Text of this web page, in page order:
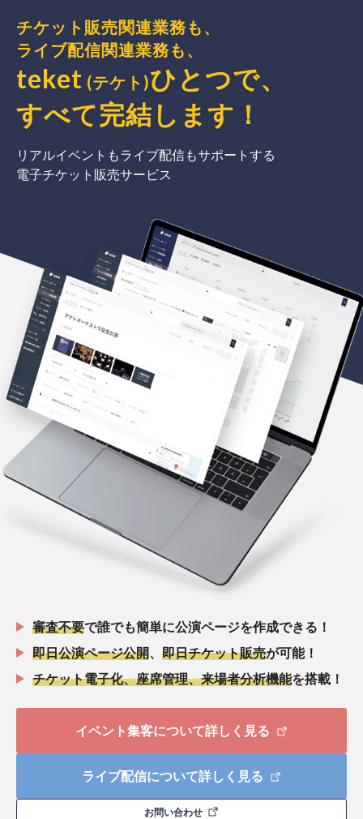
チケット販売関連業務も、
ライブ配信関連業務も、
teket (テケト)ひとつで、
すべて完結 します ！
リアルイベントもライブ配信もサポートする
電子チケット販売サービス
審査不要で誰でも簡単に公演ページを作成できる！
即日公演ページ公開
即日チケット販売が可能！
チケット電子化、座席管理、来場者分析機能を搭載！
イベント集客について詳しく見る
ライブ配信について詳しく見る
お問い合わせ